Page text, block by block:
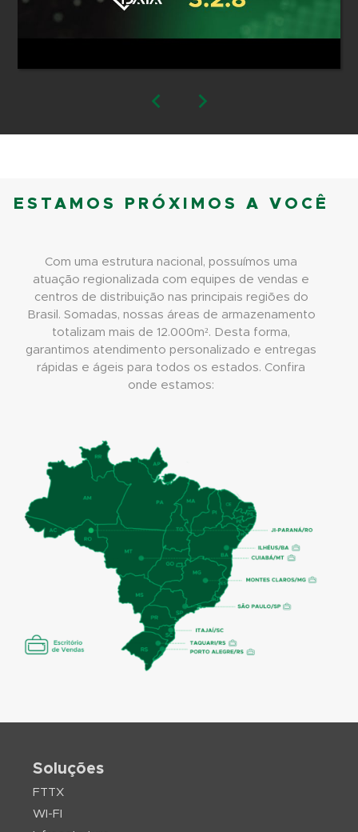
ESTAMOS PRÓXIMOS A VOCÊ
Com uma estrutura nacional, possuímos uma
atuação regionalizada com equipes de vendas e
centros de distribuição nas principais regiões do
Brasil. Somadas, nossas áreas de armazenamento
totalizam mais de 12.000m². Desta forma,
garantimos atendimento personalizado e entregas
rápidas e ágeis para todos os estados. Confira
onde estamos:
Soluções
FTTX
WI-FI